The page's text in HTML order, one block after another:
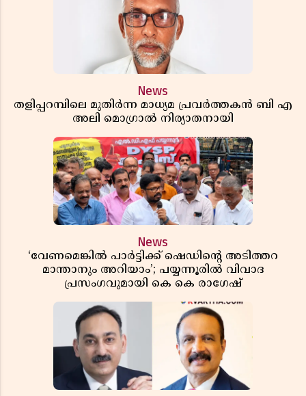
News
തളിപ്പറമ്പിലെ മുതിർന്ന മാധ്യമ പ്രവർത്തകൻ ബി എ
അലി മൊഗ്രാൽ നിര്യാതനായി
News
‘വേണമെങ്കിൽ പാർട്ടിക്ക് ഷെഡിൻ്റെ അടിത്തറ
മാന്താനും അറിയാം’; പയ്യന്നൂരിൽ വിവാദ
പ്രസംഗവുമായി കെ കെ രാഗേഷ്